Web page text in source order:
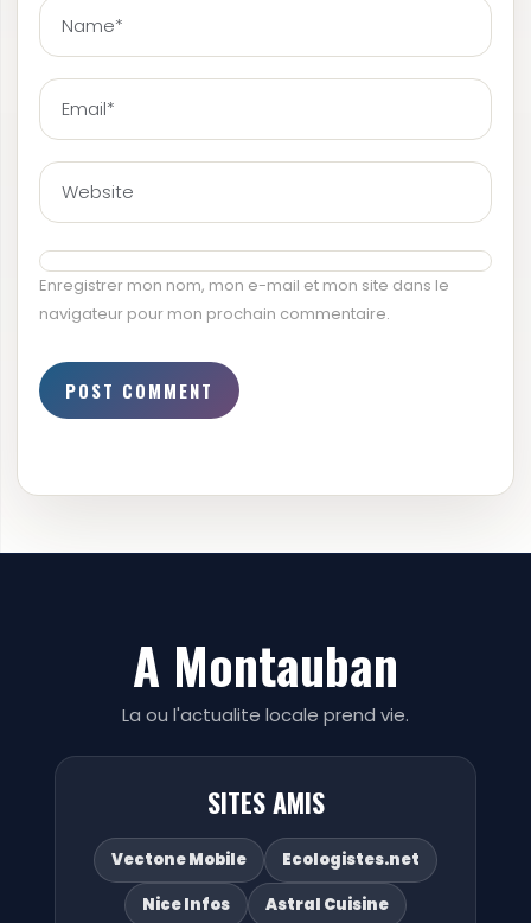
Enregistrer mon nom, mon e-mail et mon site dans le
navigateur pour mon prochain commentaire.
A Montauban
La ou l'actualite locale prend vie.
SITES AMIS
Vectone Mobile
Ecologistes.net
Nice Infos
Astral Cuisine